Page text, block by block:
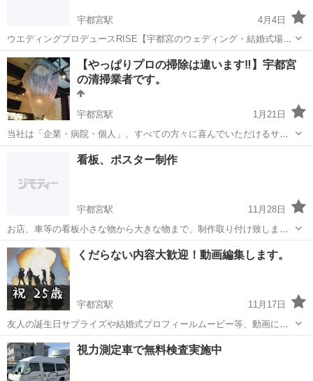
宇都宮駅
4月4日
ウエディングプロデュースRISE【宇都宮のウェディング・結婚式場】
〒320-0011 栃木県 宇都宮市富士見が丘3-25-11 028-348-3003
https://wedding-rise.com/ 【ウエ...
栃木 宇都宮市 宇都宮駅 その他
【やっぱりプロの掃除は違います‼】宇都宮
の清掃業者です。
宇都宮駅
1月21日
当社は「企業・病院・個人」、すべての方々に喜んでいただけるサー
ビスの提供（快適性の維持）を目指して、日々清掃を行っておりま
宇都宮市 宇都宮駅 その他
看板、ポスター制作
宇都宮駅
11月28日
お店、車等の看板小さな物から大きな物まで、制作取り付け致しま
す。デザイン見積り無料！ステッカー、ポスターも1枚から制作できま
す。自社制作、即納できます。
栃木 宇都宮市 宇都宮駅 その他 ポスター
くだらない内容大歓迎！動画編集します。
宇都宮駅
11月17日
友人の誕生日サプライズや結婚式プロフィールムービー等、動画に関
する事ご相談ください。 通常、業者に映像制作を依頼すると、3～10
万円程かかりますが、当方個人で行っておりますのでおおよそ3000円
～で承っております(撮影...
栃木 真岡市 宇都宮駅 その他 YouTube
視力測定車で無料検査実施中